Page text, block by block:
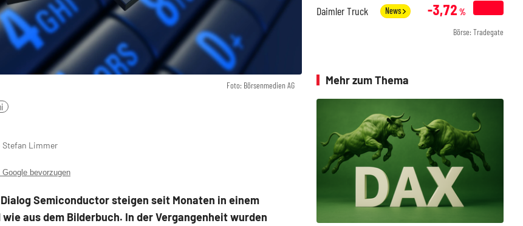
Foto: Börsenmedien AG
Stefan Limmer
bevorzugen
Semiconductor steigen seit Monaten in einem
aus dem Bilderbuch. In der Vergangenheit wurden
Daimler Truck News -3,72 %
Börse: Tradegate
Mehr zum Thema